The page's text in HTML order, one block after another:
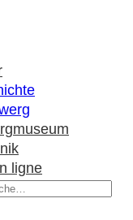
ligne